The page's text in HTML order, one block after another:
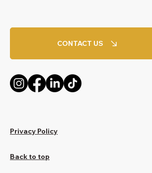
CONTACT US
Privacy Policy
Back to top